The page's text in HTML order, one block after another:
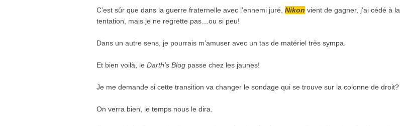
C’est sûr que dans la guerre fraternelle avec l’ennemi juré, Nikon vient de gagner, j’ai cédé à la
tentation, mais je ne regrette pas…ou si peu!
Dans un autre sens, je pourrais m’amuser avec un tas de matériel très sympa.
Et bien voilà, le Darth’s Blog passe chez les jaunes!
Je me demande si cette transition va changer le sondage qui se trouve sur la colonne de droit?
On verra bien, le temps nous le dira.